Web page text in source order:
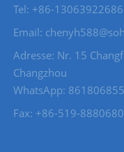
Tel: +86-13063922686
Email:
Adresse: Nr. 15
Changzhou
WhatsApp:
Fax: +86-519-